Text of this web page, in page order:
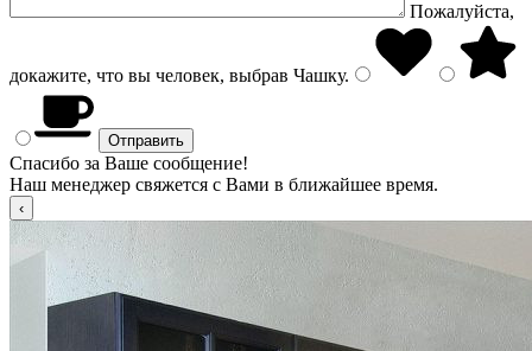
Пожалуйста,
докажите, что вы человек, выбрав Чашку.
Спасибо за Ваше сообщение!
Наш менеджер свяжется с Вами в ближайшее время.